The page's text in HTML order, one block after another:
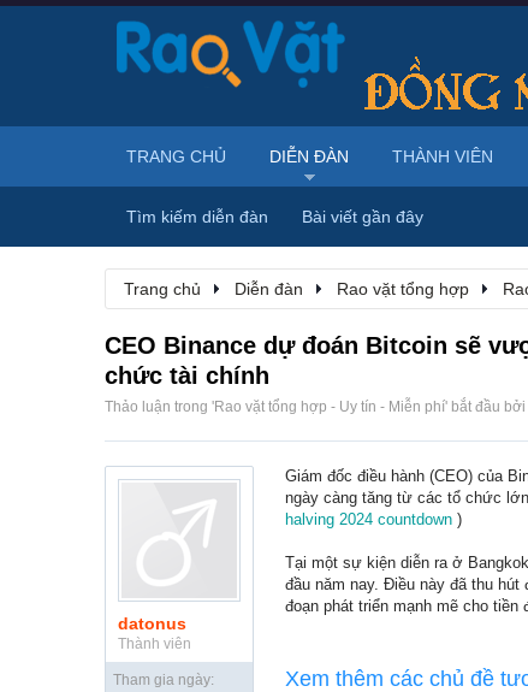
Trang chủ Diễn đàn Rao vặt tổng hợp
CEO Binance dự đoán Bitcoin sẽ
chức tài chính
Thảo luận trong 'Rao vặt tổng hợp - Uy tín - Miễn phí' bắt đầu bởi
datonus
Thành viên
Tham gia ngày:
Giám đốc điều hành (CEO) của
ngày càng tăng từ các tổ chức
halving 2024 countdown )
Tại một sự kiện diễn ra ở
đầu năm nay. Điều này đã thu
đoạn phát triển mạnh mẽ cho tiền
Xem thêm các chủ đề
TRANG CHỦ DIỄN ĐÀN
Tìm kiếm diễn đàn Bài viết gần đây
THÀNH VIÊN